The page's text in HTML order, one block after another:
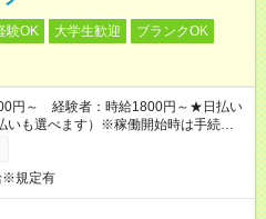
験OK 大学生歓迎
ブランクOK
円～ 経験者：時給1800円～★日払い
いも選べます）※稼働開始時は手続き完
ます。
※規定有